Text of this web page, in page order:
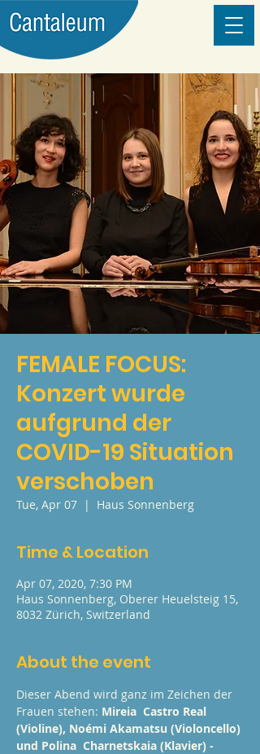
FEMALE FOCUS:
Konzert wurde
aufgrund der
COVID-19 Situation
verschoben
Tue, Apr 07
  |
Haus Sonnenberg
Time & Location
Apr 07, 2020, 7:30 PM
Haus Sonnenberg, Oberer Heuelsteig 15,
8032 Zürich, Switzerland
About the event
Dieser Abend wird ganz im Zeichen der
Frauen stehen: Mireia  Castro Real
(Violine), Noémi Akamatsu (Violoncello)
und Polina  Charnetskaia (Klavier) -